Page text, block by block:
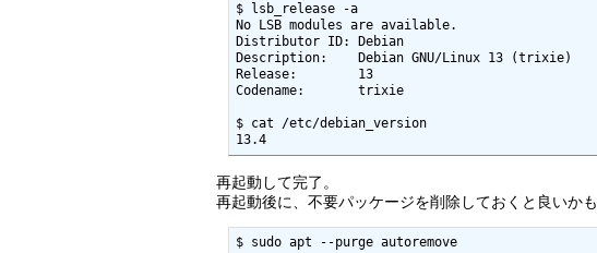
$ lsb_release -a
No LSB modules are available.
Distributor ID: Debian
Description:    Debian GNU/Linux 13 (trixie)
Release:        13
Codename:       trixie
$ cat /etc/debian_version
13.4
再起動して完了。
再起動後に、不要パッケージを削除しておくと良いかも
$ sudo apt --purge autoremove